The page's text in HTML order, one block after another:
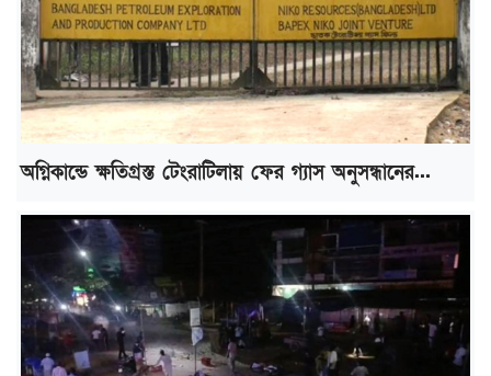
অগ্নিকান্ডে ক্ষতিগ্রস্ত টেংরাটিলায় ফের গ্যাস অনুসন্ধানের...